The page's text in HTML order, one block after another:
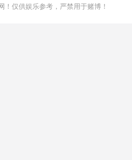
！仅供娱乐参考，严禁用于赌博！